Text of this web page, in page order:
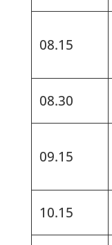
08.15
08.30
09.15
10.15